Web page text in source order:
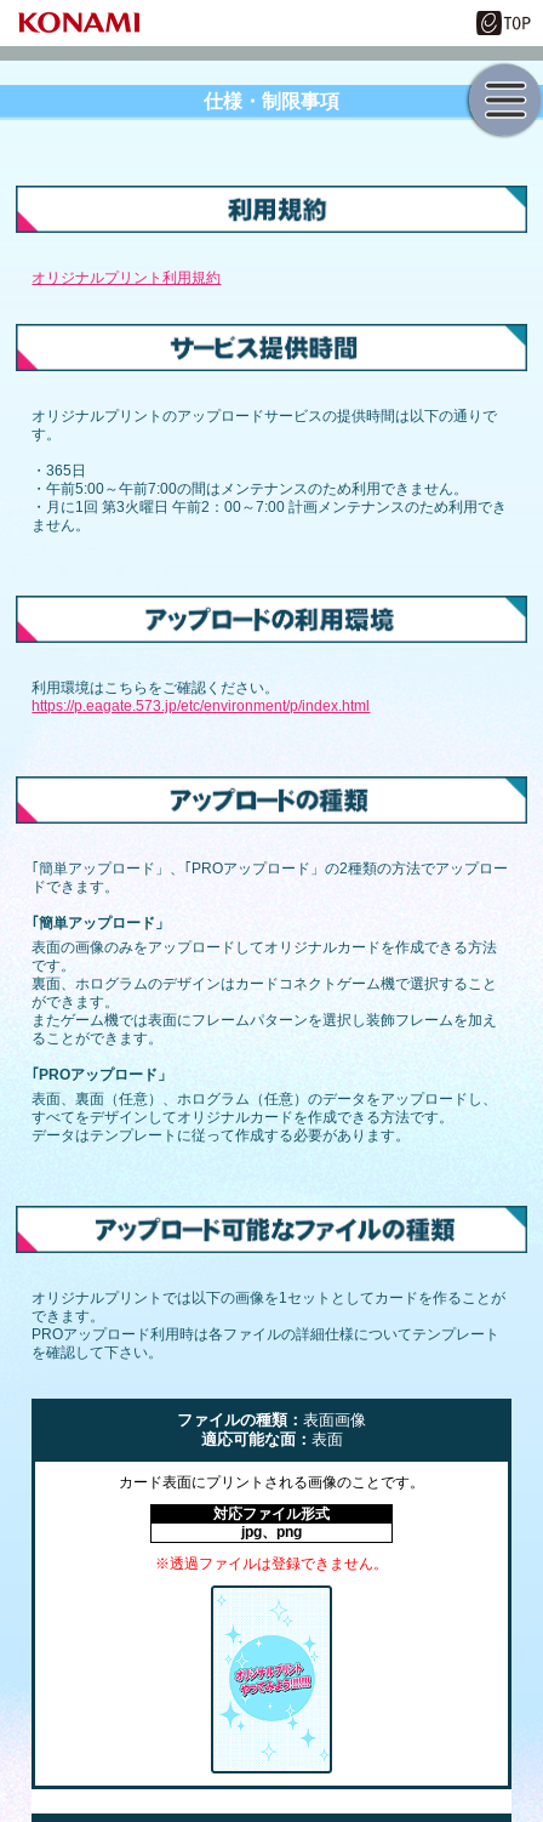
仕様・制限事項
オリジナルプリント利用規約
オリジナルプリントのアップロードサービスの提供時間は以下の通りで
す。
・365日
・午前5:00～午前7:00の間はメンテナンスのため利用できません。
・月に1回 第3火曜日 午前2：00～7:00 計画メンテナンスのため利用でき
ません。
利用環境はこちらをご確認ください。
https://p.eagate.573.jp/etc/environment/p/index.html
｢簡単アップロード」、｢PROアップロード」の2種類の方法でアップロー
ドできます。
｢簡単アップロード」
表面の画像のみをアップロードしてオリジナルカードを作成できる方法
です。
裏面、ホログラムのデザインはカードコネクトゲーム機で選択すること
ができます。
またゲーム機では表面にフレームパターンを選択し装飾フレームを加え
ることができます。
｢PROアップロード」
表面、裏面（任意）、ホログラム（任意）のデータをアップロードし、
すべてをデザインしてオリジナルカードを作成できる方法です。
データはテンプレートに従って作成する必要があります。
オリジナルプリントでは以下の画像を1セットとしてカードを作ることが
できます。
PROアップロード利用時は各ファイルの詳細仕様についてテンプレート
を確認して下さい。
ファイルの種類： 表面画像
適応可能な面： 表面
カード表面にプリントされる画像のことです。
対応ファイル形式
jpg、png
※透過ファイルは登録できません。